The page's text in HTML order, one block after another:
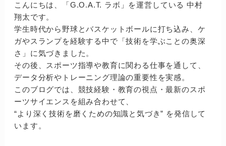
こんにちは、「G.O.A.T. ラボ」を運営している 中村
翔太です。
学生時代から野球とバスケットボールに打ち込み、ケ
ガやスランプを経験する中で「技術を学ぶことの奥深
さ」に気づきました。
その後、スポーツ指導や教育に関わる仕事を通して、
データ分析やトレーニング理論の重要性を実感。
このブログでは、競技経験・教育の視点・最新のスポ
ーツサイエンスを組み合わせて、
“より深く技術を磨くための知識と気づき” を発信して
います。